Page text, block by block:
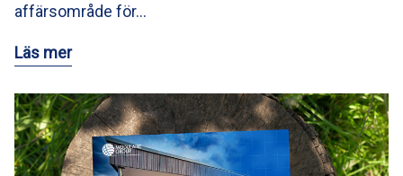
affärsområde för…
Läs mer